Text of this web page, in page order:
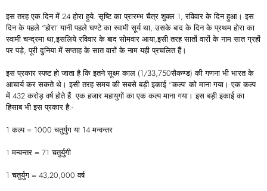
इस तरह एक दिन में 24 होरा हुये. सृष्टि का प्रारम्भ चैत्र शुक्ल 1, रविवार के दिन हुआ। इस
दिन के पहले “होरा’ यानी पहले घण्टे का स्वामी सूर्य था, उसके बाद के दिन के प्रथम होरा का
स्वामी चन्द्रमा था,इसलिये रविवार के बाद सोमवार आया,इसी तरह सातों वारों के नाम सात ग्रहों
पर पड़े, पूरी दुनिया में सप्ताह के सात वारों के नाम यही प्रचलित हैं।
इस प्रकार स्पष्ट हो जाता है कि इतने सूक्ष्म काल (1/33,750सैकण्ड) की गणना भी भारत के
आचार्य कर सकते थे। इसी तरह समय की सबसे बड़ी इकाई “कल्प’ को माना गया। एक कल्प
में 432 करोड़ वर्ष होते हैं. एक हजार महायुगों का एक कल्प माना गया। इस बड़ी इकाई का
हिसाब भी इस प्रकार है:-
1 कल्प = 1000 चतुर्युग या 14 मन्वन्तर
1 मन्वन्तर = 71 चतुर्युगी
1 चतुर्युग = 43,20,000 वर्ष